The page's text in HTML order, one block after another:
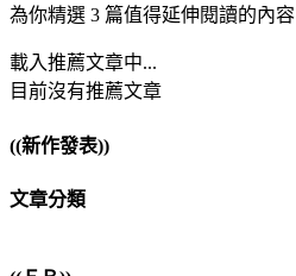
為你精選 3 篇值得延伸閱讀的內容
載入推薦文章中...
目前沒有推薦文章
((新作發表))
文章分類